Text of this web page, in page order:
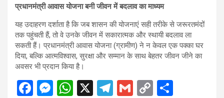
प्रधानमंत्री आवास योजना बनी जीवन में बदलाव का माध्यम
यह उदाहरण दर्शाता है कि जब शासन की योजनाएं सही तरीके से जरूरतमंदों
तक पहुंचती हैं, तो वे उनके जीवन में सकारात्मक और स्थायी बदलाव ला
सकती हैं। प्रधानमंत्री आवास योजना (ग्रामीण) ने न केवल एक पक्का घर
दिया, बल्कि आत्मविश्वास, सुरक्षा और सम्मान के साथ बेहतर जीवन जीने का
अवसर भी प्रदान किया है।
F
M W X
T
G
C